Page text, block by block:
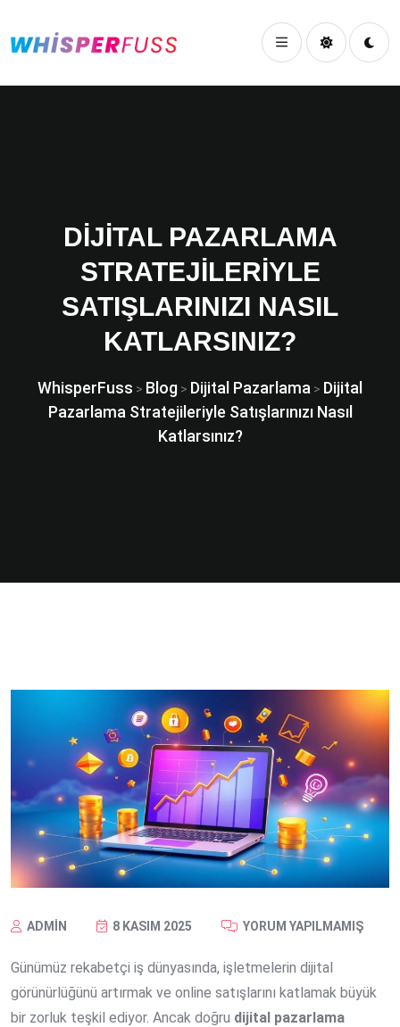
DIJITAL PAZARLAMA
STRATEJILERIYLE
SATIŞLARINIZI NASIL
KATLARSINIZ?
WhisperFuss > Blog > Dijital Pazarlama > Dijital
Pazarlama Stratejileriyle Satışlarınızı Nasıl
Katlarsınız?
ADMIN 8 KASIM 2025 YORUM YAPILMAMIŞ
Günümüz rekabetçi iş dünyasında, işletmelerin dijital
görünürlüğünü artırmak ve online satışlarını katlamak büyük
bir zorluk teşkil ediyor. Ancak doğru dijital pazarlama